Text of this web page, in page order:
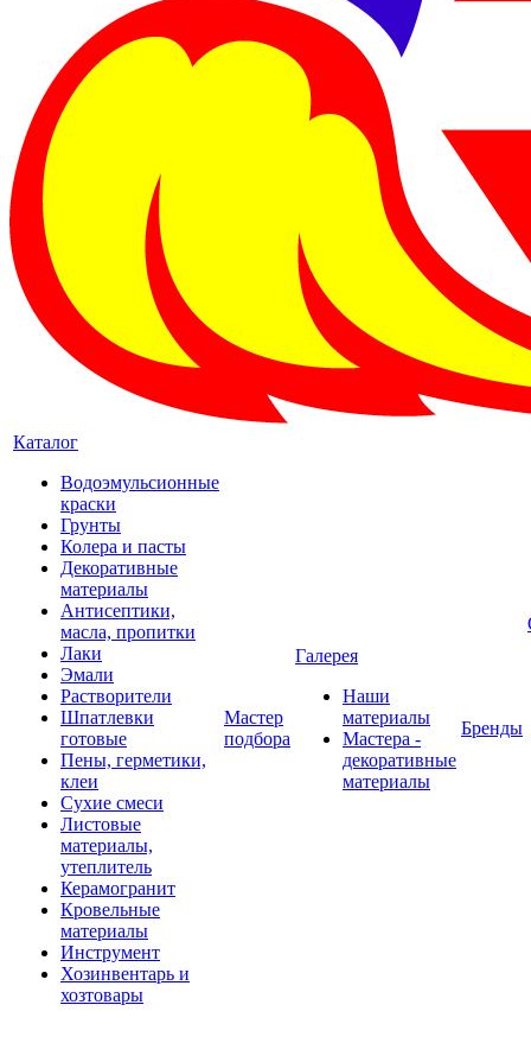
Каталог
Водоэмульсионные
краски
Грунты
Колера и пасты
Декоративные
материалы
Антисептики,
масла, пропитки
Лаки
Эмали
Растворители
Шпатлевки
готовые
Пены, герметики,
клеи
Сухие смеси
Листовые
материалы,
утеплитель
Керамогранит
Кровельные
материалы
Инструмент
Хозинвентарь и
хозтовары
Мастер
подбора
Галерея
Наши
материалы
Мастера -
декоративные
материалы
Бренды